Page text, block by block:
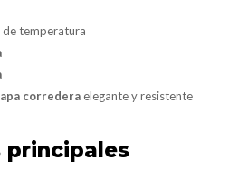
temperatura
corredera elegante y resistente
principales